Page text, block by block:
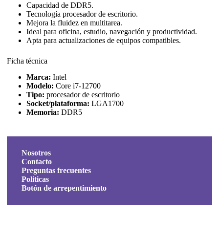
Capacidad de DDR5.
Tecnología procesador de escritorio.
Mejora la fluidez en multitarea.
Ideal para oficina, estudio, navegación y productividad.
Apta para actualizaciones de equipos compatibles.
Ficha técnica
Marca: Intel
Modelo: Core i7-12700
Tipo: procesador de escritorio
Socket/plataforma: LGA1700
Memoria: DDR5
Nosotros
Contacto
Preguntas frecuentes
Politicas
Botón de arrepentimiento